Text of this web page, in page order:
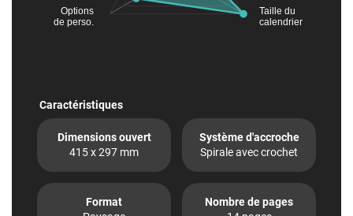
Taille du
calendrier
Options
de perso.
Caractéristiques
Dimensions ouvert
415 x 297 mm
Système d'accroche
Spirale avec crochet
Format
Nombre de pages